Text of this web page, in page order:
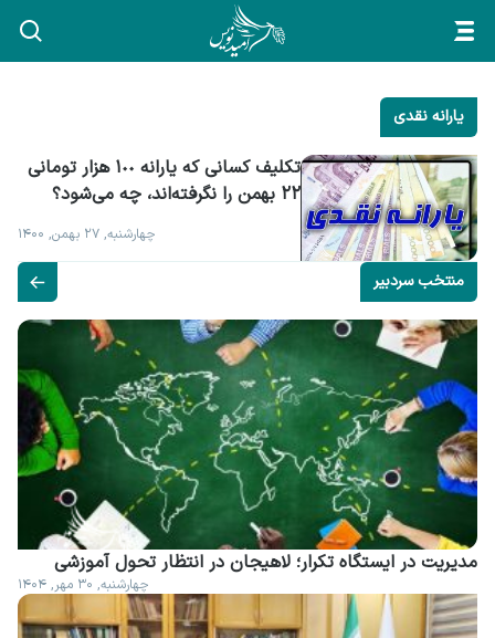
یارانه نقدی
۲۲ بهمن را نگرفته‌اند، چه می‌شود؟
چهارشنبه, ۲۷ بهمن, ۱۴۰۰
منتخب سردبیر
مدیریت در ایستگاه تکرار؛ لاهیجان در انتظار تحول آموزشی
چهارشنبه, ۳۰ مهر, ۱۴۰۴